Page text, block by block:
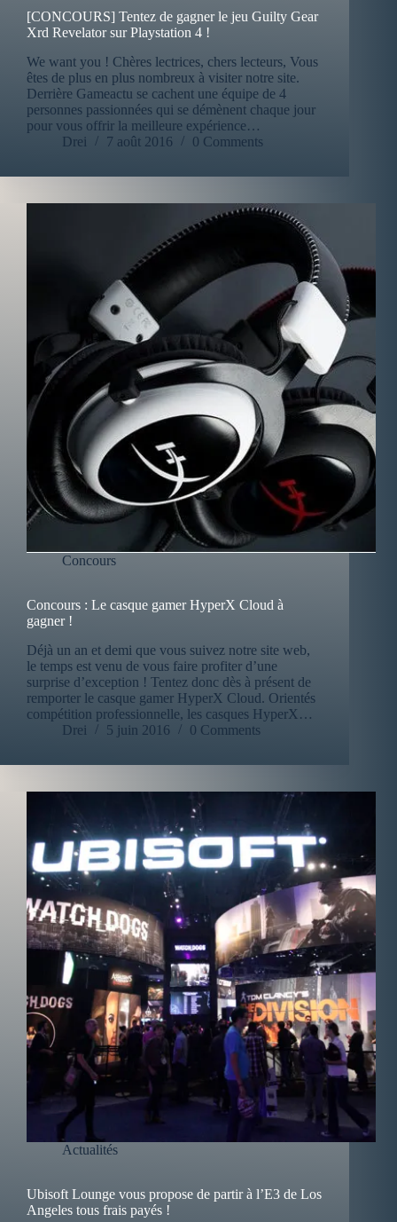
[CONCOURS] Tentez de gagner le jeu Guilty Gear
Xrd Revelator sur Playstation 4 !
We want you ! Chères lectrices, chers lecteurs, Vous
êtes de plus en plus nombreux à visiter notre site.
Derrière Gameactu se cachent une équipe de 4
personnes passionnées qui se démènent chaque jour
pour vous offrir la meilleure expérience…
Drei
7 août 2016 0 Comments
Concours
Concours : Le casque gamer HyperX Cloud à
gagner !
Déjà un an et demi que vous suivez notre site web,
le temps est venu de vous faire profiter d’une
surprise d’exception ! Tentez donc dès à présent de
remporter le casque gamer HyperX Cloud. Orientés
compétition professionnelle, les casques HyperX…
Drei
5 juin 2016 0 Comments
Actualités
Ubisoft Lounge vous propose de partir à l’E3 de Los
Angeles tous frais payés !